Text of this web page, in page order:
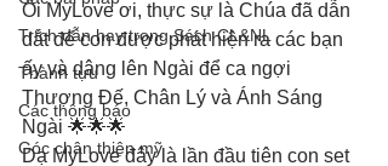
Trích dẫn hay trong Sách CL&NL
Thành tựu
Các thông báo
Góc chân thiện mỹ
Ôi MyLove ơi, thực sự là Chúa đã dẫn
dắt để con được phát hiện ra các bạn
ấy và dâng lên Ngài để ca ngợi
Thượng Đế, Chân Lý và Ánh Sáng
Ngài 🌟🌟🌟
Dạ MyLove đây là lần đầu tiên con set